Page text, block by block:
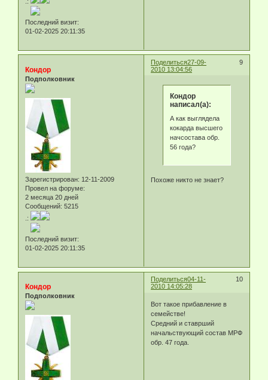
Последний визит:
01-02-2025 20:11:35
Поделиться 9
27-09-
2010 13:04:56
Кондор
Подполковник
Зарегистрирован: 12-11-2009
Провел на форуме:
2 месяца 20 дней
Сообщений: 5215
.:
Последний визит:
01-02-2025 20:11:35
Кондор
написал(а):
А как выглядела
кокарда высшего
начсостава обр.
56 года?
Похоже никто не знает?
Поделиться 10
04-11-
2010 14:05:28
Кондор
Подполковник
Вот такое прибавление в
семействе!
Средний и ставрший
начальствующий состав МРФ
обр. 47 года.